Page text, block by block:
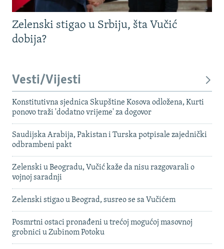
Zelenski stigao u Srbiju, šta Vučić
dobija?
Vesti/Vijesti
Konstitutivna sjednica Skupštine Kosova odložena, Kurti
ponovo traži 'dodatno vrijeme' za dogovor
Saudijska Arabija, Pakistan i Turska potpisale zajednički
odbrambeni pakt
Zelenski u Beogradu, Vučić kaže da nisu razgovarali o
vojnoj saradnji
Zelenski stigao u Beograd, susreo se sa Vučićem
Posmrtni ostaci pronađeni u trećoj mogućoj masovnoj
grobnici u Zubinom Potoku